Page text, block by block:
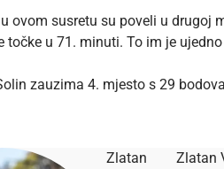
ovom susretu su poveli u drugoj
točke u 71. minuti. To im je
zauzima 4. mjesto s 29
Zlatan
Zlatan